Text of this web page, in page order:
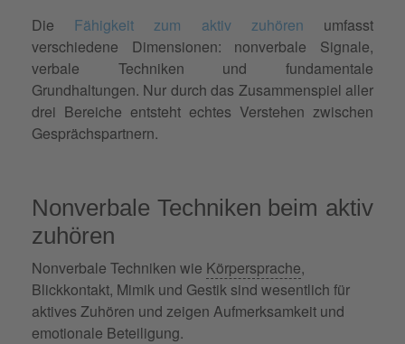
Die Fähigkeit zum aktiv zuhören umfasst
verschiedene Dimensionen: nonverbale Signale,
verbale Techniken und fundamentale
Grundhaltungen. Nur durch das Zusammenspiel aller
drei Bereiche entsteht echtes Verstehen zwischen
Gesprächspartnern.
Nonverbale Techniken beim aktiv
zuhören
Nonverbale Techniken wie Körpersprache,
Blickkontakt, Mimik und Gestik sind wesentlich für
aktives Zuhören und zeigen Aufmerksamkeit und
emotionale Beteiligung.